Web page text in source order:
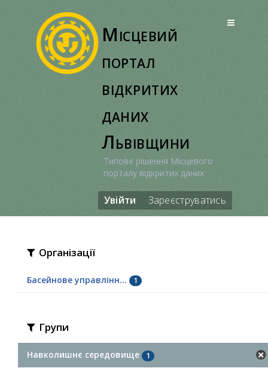
Місцевий
портал
відкритих
даних
Львівщини
Типове рішення Місцевого
порталу відкритих даних
Увійти Зареєструватись
Організації
Басейнове управлінн... 1
Групи
Навколишнє середовище 1